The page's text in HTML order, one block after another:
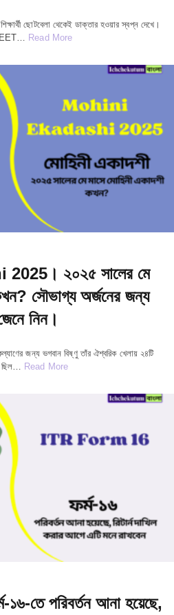
ছোটবেলা থেকেই ডাক্তার হওয়ার স্বপ্ন দেখে।
Read More
২০২৫ সালের মে
সৌভাগ্য অর্জনের জন্য
নিন।
জন্য ভগবান বিষ্ণু তাঁর ঐশ্বরিক খেলায় ২৪টি
ছিল… Read More
তে পরিবর্তন আনা হয়েছে,